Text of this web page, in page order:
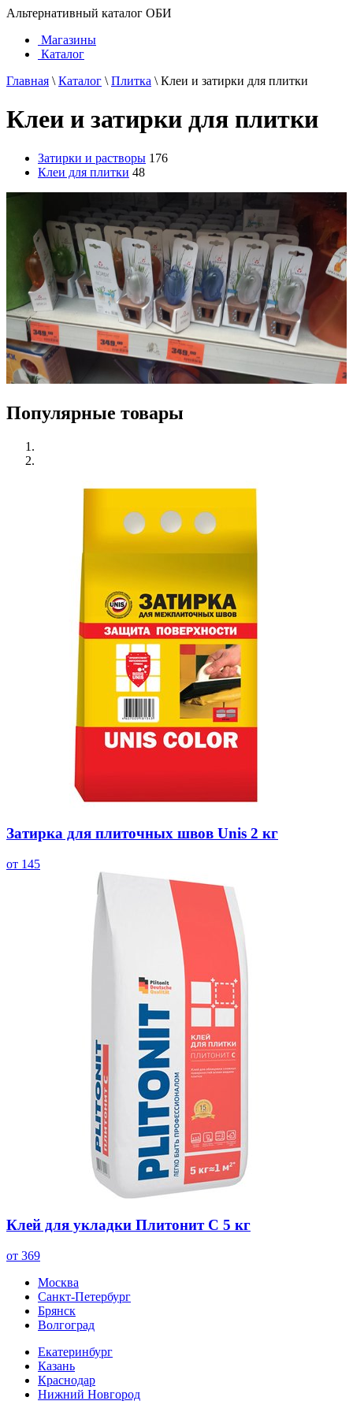
Альтернативный каталог ОБИ
Магазины
Каталог
Главная \ Каталог \ Плитка \ Клеи и затирки для плитки
Клеи и затирки для плитки
Затирки и растворы 176
Клеи для плитки 48
Популярные товары
Затирка для плиточных швов Unis 2 кг
от 145
Клей для укладки Плитонит С 5 кг
от 369
Москва
Санкт-Петербург
Брянск
Волгоград
Екатеринбург
Казань
Краснодар
Нижний Новгород